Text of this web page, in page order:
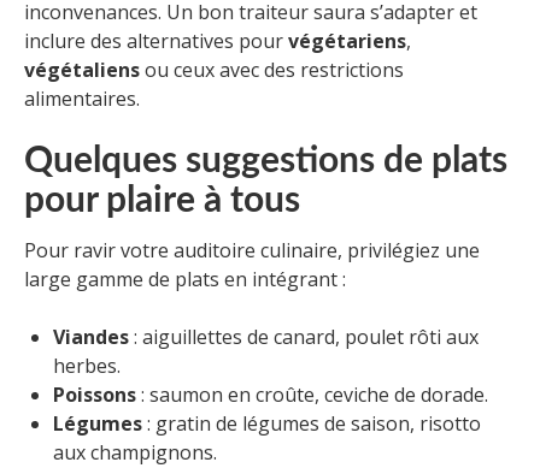
inconvenances. Un bon traiteur saura s’adapter et
inclure des alternatives pourvégétariens,
végétaliensou ceux avec des restrictions
alimentaires.
Quelques suggestions de plats
pour plaire à tous
Pour ravir votre auditoire culinaire, privilégiez une
large gamme de plats en intégrant :
Viandes: aiguillettes de canard, poulet rôti aux
herbes.
Poissons: saumon en croûte, ceviche de dorade.
Légumes: gratin de légumes de saison, risotto
aux champignons.